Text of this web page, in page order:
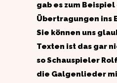
gab es zum
Übertragungen ins
Sie können uns
Texten ist das gar
so Schauspieler
die Galgenlieder